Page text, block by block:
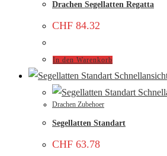
Drachen Segellatten Regatta
CHF 84.32
In den Warenkorb
Drachen Zubehoer
Segellatten Standart
CHF 63.78